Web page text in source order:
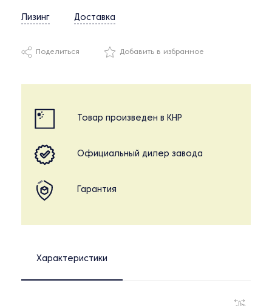
Лизинг Доставка
Поделиться Добавить в избранное
Товар произведен в КНР
Официальный дилер завода
Гарантия
Характеристики